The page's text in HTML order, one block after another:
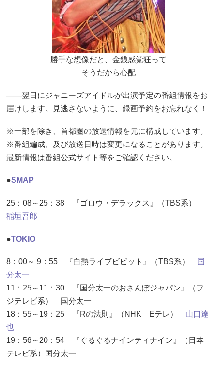
勝手な想像だと、金銭感覚狂って
そうだから心配
――翌日にジャニーズアイドルが出演予定の番組情報をお
届けします。見逃さないように、録画予約をお忘れなく！
※一部を除き、首都圏の放送情報を元に構成しています。
※番組編成、及び放送日時は変更になることがあります。
最新情報は番組公式サイト等をご確認ください。
●SMAP
25：08～25：38 『ゴロウ・デラックス』（TBS系）
稲垣吾郎
●TOKIO
8：00～ 9：55 『白熱ライブビビット』（TBS系）
国
分太一
11：25～11：30 『国分太一のおさんぽジャパン』（フ
ジテレビ系） 国分太一
18：55～19：25 『Rの法則』（NHK Eテレ） 山口達
也
19：56～20：54 『ぐるぐるナインティナイン』（日本
テレビ系）国分太一